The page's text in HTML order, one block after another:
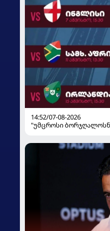
14:52/07-08-2026
"უმცროსი